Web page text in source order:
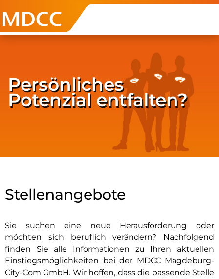
Zum Inhalt springen
Persönliches
Potenzial entfalten?
Stellenangebote
Sie suchen eine neue Herausforderung oder
möchten sich beruflich verändern? Nachfolgend
finden Sie alle Informationen zu Ihren aktuellen
Einstiegsmöglichkeiten bei der MDCC Magdeburg-
City-Com GmbH. Wir hoffen, dass die passende Stelle